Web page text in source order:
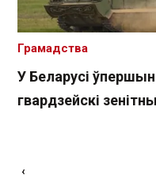
У Беларусі
гвардзейскі
Грамадства
‹